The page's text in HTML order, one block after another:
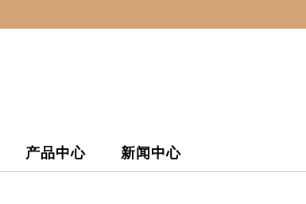
to
产品中心 新闻中心